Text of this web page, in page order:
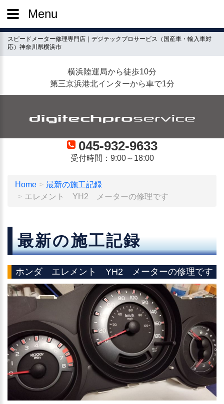
スピードメーター修理専門店｜デジテックプロサービス（国産車・輸入車対
応）神奈川県横浜市
横浜陸運局から徒歩10分
第三京浜港北インターから車で1分
045-932-9633
受付時間：9:00～18:00
Home
最新の施工記録
エレメント YH2 メーターの修理です
最新の施工記録
ホンダ エレメント YH2 メーターの修理です
Menu